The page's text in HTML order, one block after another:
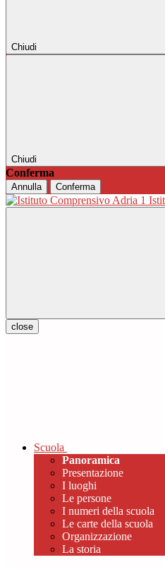
Chiudi
Chiudi
Conferma
Annulla Conferma
close
Scuola
Panoramica
Presentazione
I luoghi
Le persone
I numeri della scuola
Le carte della scuola
Organizzazione
La storia